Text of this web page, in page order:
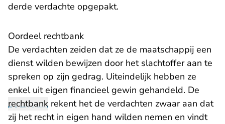
derde verdachte opgepakt.
Oordeel rechtbank
De verdachten zeiden dat ze de maatschappij een
dienst wilden bewijzen door het slachtoffer aan te
spreken op zijn gedrag. Uiteindelijk hebben ze
enkel uit eigen financieel gewin gehandeld. De
rechtbank rekent het de verdachten zwaar aan dat
zij het recht in eigen hand wilden nemen en vindt